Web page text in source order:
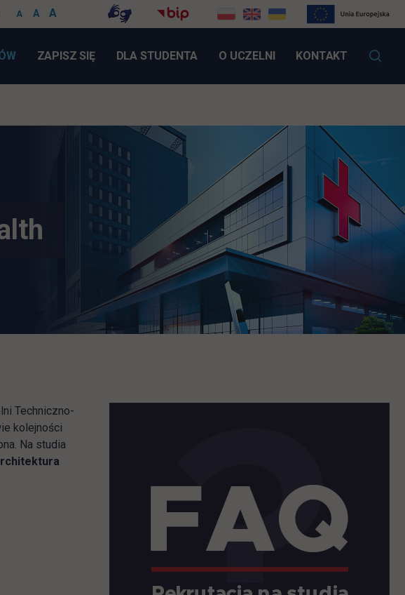
A A
A
ZAPISZ SIĘLINK OTWIERA SIĘ W NOWEJ KARCIE
DLA STUDENTA O UCZELNI KONTAKT
Techniczno-
kolejności
Na studia